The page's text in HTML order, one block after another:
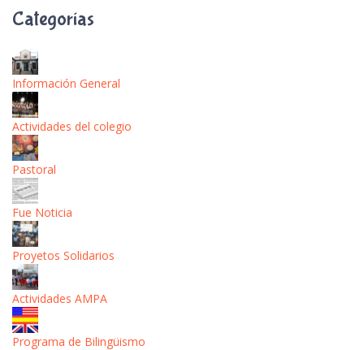
Categorías
Información General
Actividades del colegio
Pastoral
Fue Noticia
Proyetos Solidarios
Actividades AMPA
Programa de Bilingüismo